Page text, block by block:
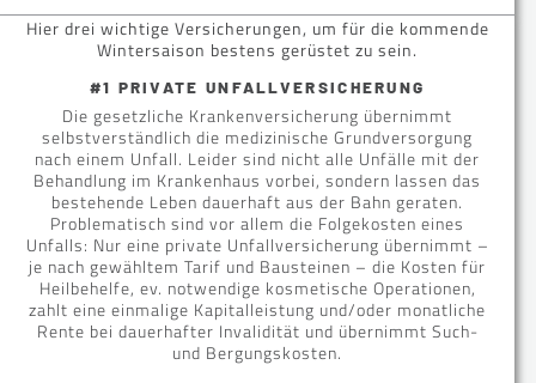
Hier drei wichtige Versicherungen, um für die kommende
Wintersaison bestens gerüstet zu sein.
#1 PRIVATE UNFALLVERSICHERUNG
Die gesetzliche Krankenversicherung übernimmt
selbstverständlich die medizinische Grundversorgung
nach einem Unfall. Leider sind nicht alle Unfälle mit der
Behandlung im Krankenhaus vorbei, sondern lassen das
bestehende Leben dauerhaft aus der Bahn geraten.
Problematisch sind vor allem die Folgekosten eines
Unfalls: Nur eine private Unfallversicherung übernimmt –
je nach gewähltem Tarif und Bausteinen – die Kosten für
Heilbehelfe, ev. notwendige kosmetische Operationen,
zahlt eine einmalige Kapitalleistung und/oder monatliche
Rente bei dauerhafter Invalidität und übernimmt Such-
und Bergungskosten.